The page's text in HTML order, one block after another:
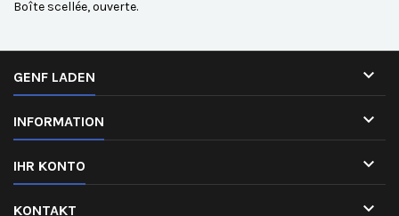
Boîte scellée, ouverte.
GENF LADEN 
INFORMATION 
IHR KONTO 
KONTAKT 